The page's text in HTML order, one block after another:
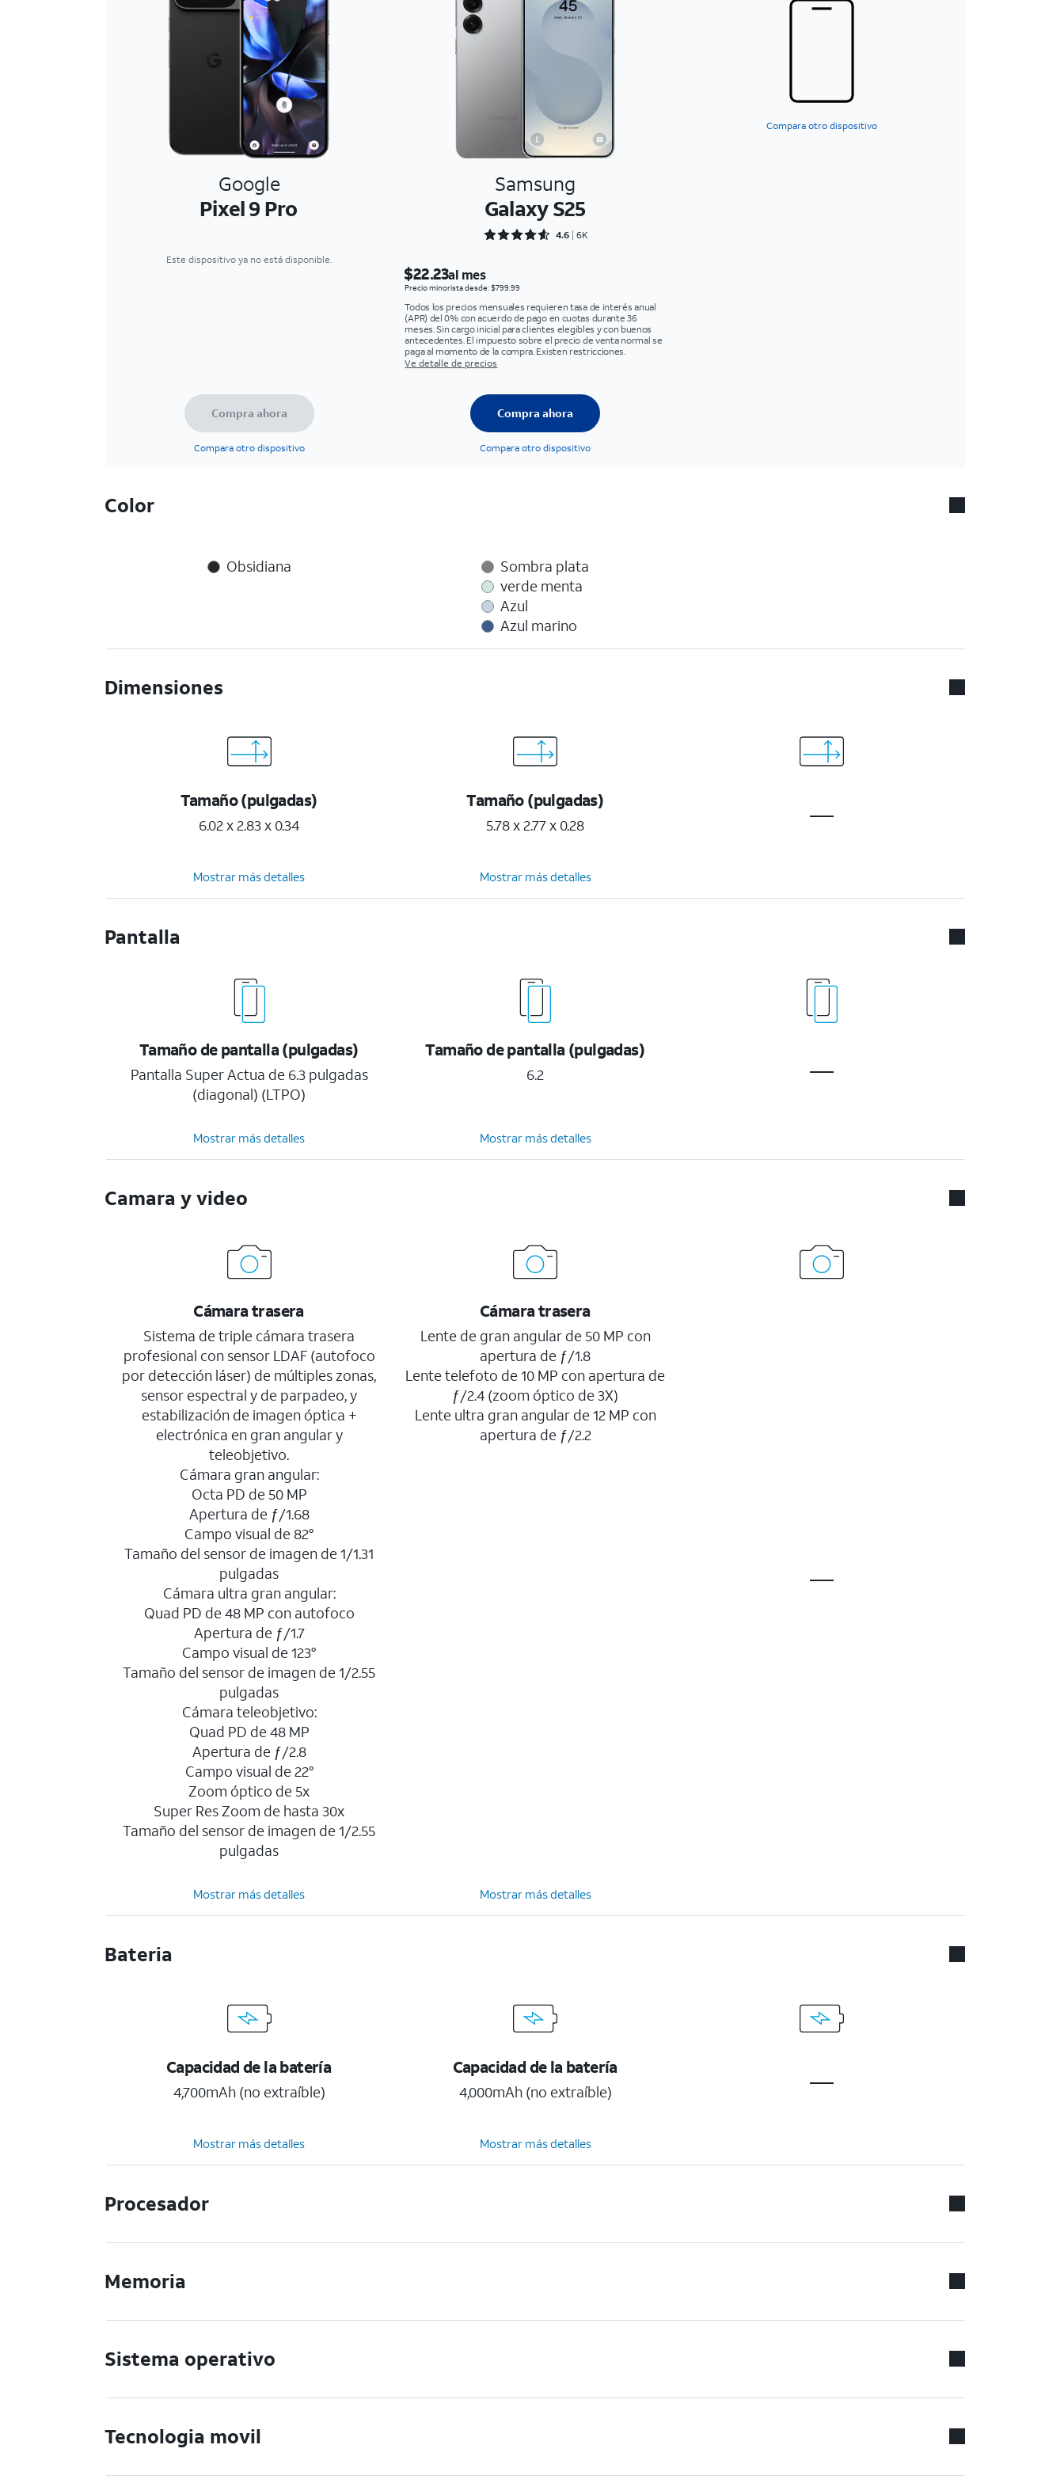
Compara otro dispositivo
Google
Pixel 9 Pro
Samsung
Galaxy S25
Rated 4.6352 out of 5
4.6 6K
Este dispositivo ya no está disponible.
$22.23al mes
Precio minorista desde: $799.99
Todos los precios mensuales requieren tasa de interés anual
(APR) del 0% con acuerdo de pago en cuotas durante 36
meses. Sin cargo inicial para clientes elegibles y con buenos
antecedentes. El impuesto sobre el precio de venta normal se
paga al momento de la compra. Existen restricciones.
Ve detalle de precios
Compra ahora
Compara otro dispositivo
Compra ahora
Compara otro dispositivo
Color
Obsidiana
Sombra plata
verde menta
Azul
Azul marino
Dimensiones
Tamaño (pulgadas)
6.02 x 2.83 x 0.34
Tamaño (pulgadas)
5.78 x 2.77 x 0.28
Mostrar más detalles Mostrar más detalles
Pantalla
Tamaño de pantalla (pulgadas)
Pantalla Super Actua de 6.3 pulgadas
(diagonal) (LTPO)
Tamaño de pantalla (pulgadas)
6.2
Mostrar más detalles Mostrar más detalles
Camara y video
Cámara trasera
Sistema de triple cámara trasera
profesional con sensor LDAF (autofoco
por detección láser) de múltiples zonas,
sensor espectral y de parpadeo, y
estabilización de imagen óptica +
electrónica en gran angular y
teleobjetivo.
Cámara gran angular:
Octa PD de 50 MP
Apertura de ƒ/1.68
Campo visual de 82°
Tamaño del sensor de imagen de 1/1.31
pulgadas
Cámara ultra gran angular:
Quad PD de 48 MP con autofoco
Apertura de ƒ/1.7
Campo visual de 123°
Tamaño del sensor de imagen de 1/2.55
pulgadas
Cámara teleobjetivo:
Quad PD de 48 MP
Apertura de ƒ/2.8
Campo visual de 22°
Zoom óptico de 5x
Super Res Zoom de hasta 30x
Tamaño del sensor de imagen de 1/2.55
pulgadas
Cámara trasera
Lente de gran angular de 50 MP con
apertura de ƒ/1.8
Lente telefoto de 10 MP con apertura de
ƒ/2.4 (zoom óptico de 3X)
Lente ultra gran angular de 12 MP con
apertura de ƒ/2.2
Mostrar más detalles Mostrar más detalles
Bateria
Capacidad de la batería
4,700mAh (no extraíble)
Capacidad de la batería
4,000mAh (no extraíble)
Mostrar más detalles Mostrar más detalles
Procesador
Memoria
Sistema operativo
Tecnologia movil